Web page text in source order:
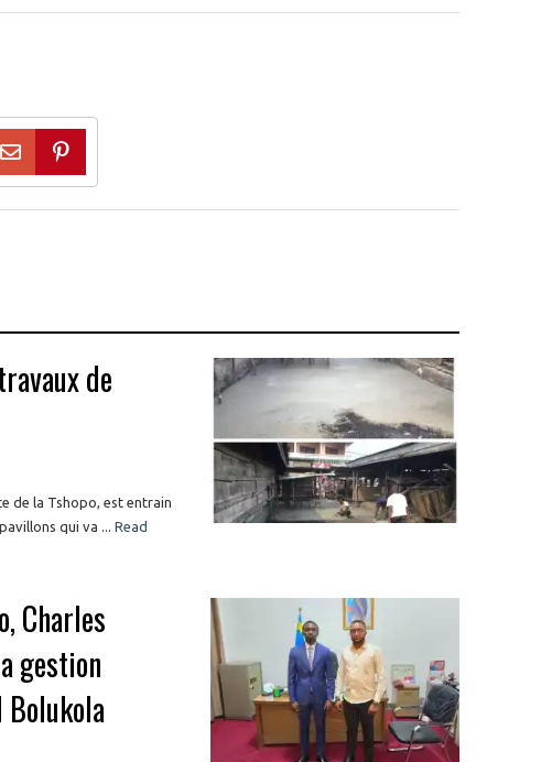
de
de la Tshopo, est entrain
qui va ... Read
Charles
gestion